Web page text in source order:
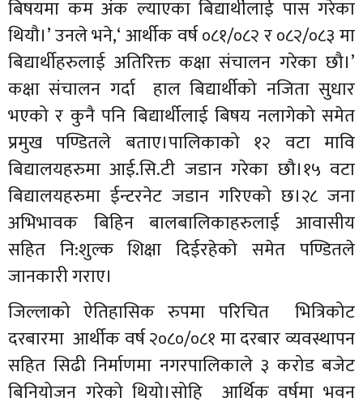
बिषयमा कम अंक ल्याएका बिद्यार्थीलाई पास गरेका
थियौ।’ उनले भने,‘ आर्थीक वर्ष ०८१/०८२ र ०८२/०८३ मा
बिद्यार्थीहरुलाई अतिरिक्त कक्षा संचालन गरेका छौ।’
कक्षा संचालन गर्दा हाल बिद्यार्थीको नजिता सुधार
भएको र कुनै पनि बिद्यार्थीलाई बिषय नलागेको समेत
प्रमुख पण्डितले बताए।पालिकाको १२ वटा मावि
बिद्यालयहरुमा आई.सि.टी जडान गरेका छौ।१५ वटा
बिद्यालयहरुमा ईन्टरनेट जडान गरिएको छ।२८ जना
अभिभावक बिहिन बालबालिकाहरुलाई आवासीय
सहित नि:शुल्क शिक्षा दिईरहेको समेत पण्डितले
जानकारी गराए।
जिल्लाको ऐतिहासिक रुपमा परिचित भित्रिकोट
दरबारमा आर्थीक वर्ष २०८०/०८१ मा दरबार व्यवस्थापन
सहित सिढी निर्माणमा नगरपालिकाले ३ करोड बजेट
बिनियोजन गरेको थियो।सोहि आर्थिक वर्षमा भवन